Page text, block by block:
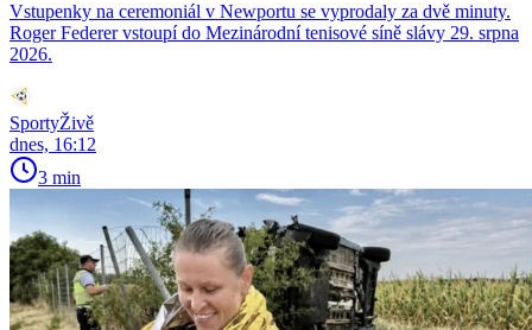
Vstupenky na ceremoniál v Newportu se vyprodaly za dvě minuty.
Roger Federer vstoupí do Mezinárodní tenisové síně slávy 29. srpna
2026.
SportyŽivě
dnes, 16:12
3 min